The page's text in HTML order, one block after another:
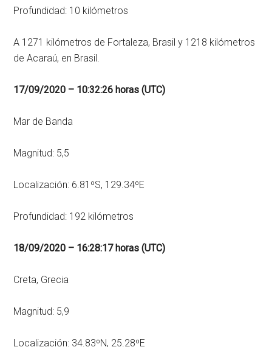
Profundidad: 10 kilómetros
A 1271 kilómetros de Fortaleza, Brasil y 1218 kilómetros
de Acaraú, en Brasil.
17/09/2020 – 10:32:26 horas (UTC)
Mar de Banda
Magnitud: 5,5
Localización: 6.81ºS, 129.34ºE
Profundidad: 192 kilómetros
18/09/2020 – 16:28:17 horas (UTC)
Creta, Grecia
Magnitud: 5,9
Localización: 34.83ºN, 25.28ºE